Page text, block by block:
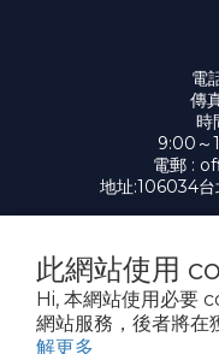
此網站使用
Hi, 本網站使用必要
網站服務，後者將在
解更多
電
傳
時
9:00～
電郵 :
地址:106034台
提醒您，我們不會